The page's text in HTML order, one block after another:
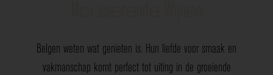
Belgen weten wat genieten is. Hun liefde voor smaak en
vakmanschap komt perfect tot uiting in de groeiende